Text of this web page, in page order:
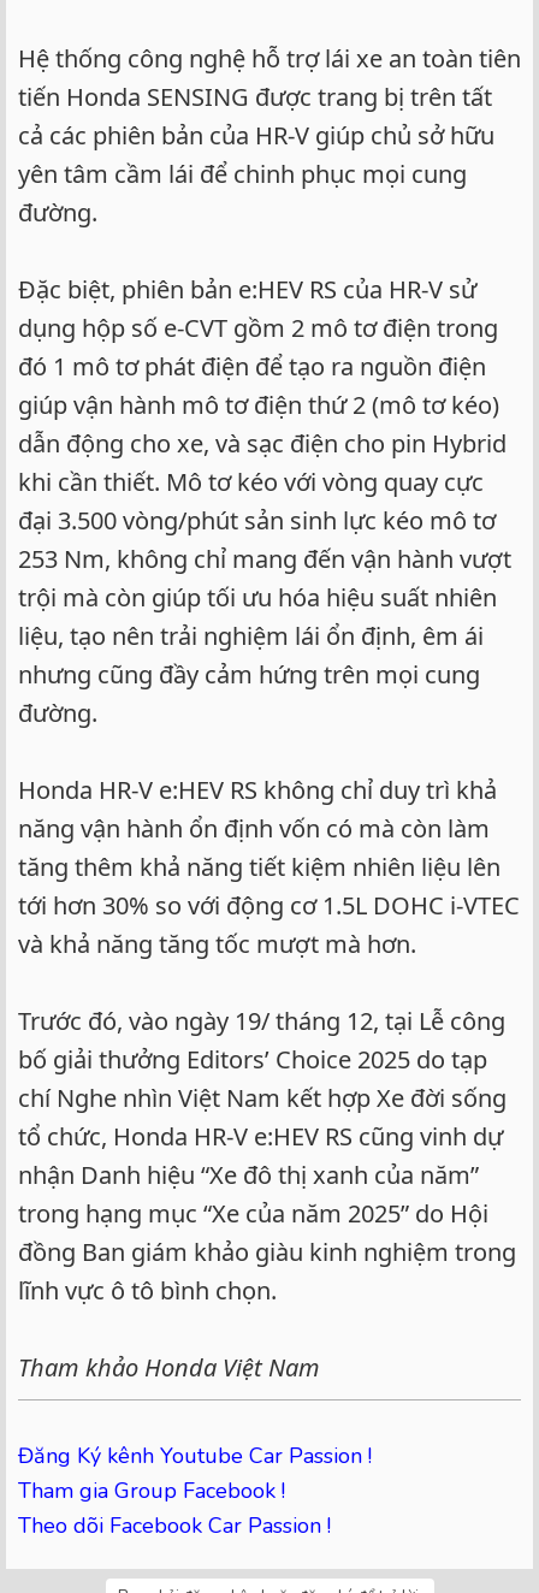
Hệ thống công nghệ hỗ trợ lái xe an toàn tiên
tiến Honda SENSING được trang bị trên tất
cả các phiên bản của HR-V giúp chủ sở hữu
yên tâm cầm lái để chinh phục mọi cung
đường.
Đặc biệt, phiên bản e:HEV RS của HR-V sử
dụng hộp số e-CVT gồm 2 mô tơ điện trong
đó 1 mô tơ phát điện để tạo ra nguồn điện
giúp vận hành mô tơ điện thứ 2 (mô tơ kéo)
dẫn động cho xe, và sạc điện cho pin Hybrid
khi cần thiết. Mô tơ kéo với vòng quay cực
đại 3.500 vòng/phút sản sinh lực kéo mô tơ
253 Nm, không chỉ mang đến vận hành vượt
trội mà còn giúp tối ưu hóa hiệu suất nhiên
liệu, tạo nên trải nghiệm lái ổn định, êm ái
nhưng cũng đầy cảm hứng trên mọi cung
đường.
Honda HR-V e:HEV RS không chỉ duy trì khả
năng vận hành ổn định vốn có mà còn làm
tăng thêm khả năng tiết kiệm nhiên liệu lên
tới hơn 30% so với động cơ 1.5L DOHC i-VTEC
và khả năng tăng tốc mượt mà hơn.
Trước đó, vào ngày 19/ tháng 12, tại Lễ công
bố giải thưởng Editors’ Choice 2025 do tạp
chí Nghe nhìn Việt Nam kết hợp Xe đời sống
tổ chức, Honda HR-V e:HEV RS cũng vinh dự
nhận Danh hiệu “Xe đô thị xanh của năm”
trong hạng mục “Xe của năm 2025” do Hội
đồng Ban giám khảo giàu kinh nghiệm trong
lĩnh vực ô tô bình chọn.
Tham khảo Honda Việt Nam
Đăng Ký kênh Youtube Car Passion !
Tham gia Group Facebook !
Theo dõi Facebook Car Passion !